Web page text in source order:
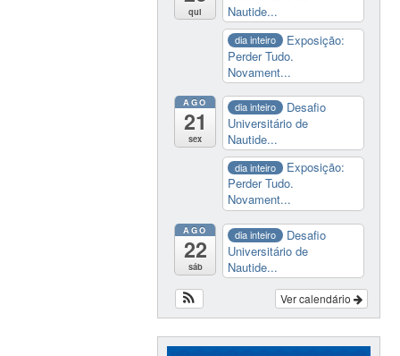
qui
Nautide...
dia inteiro
Exposição:
Perder Tudo.
Novament...
AGO
21
sex
dia inteiro
Desafio
Universitário de
Nautide...
dia inteiro
Exposição:
Perder Tudo.
Novament...
AGO
22
sáb
dia inteiro
Desafio
Universitário de
Nautide...
Ver calendário